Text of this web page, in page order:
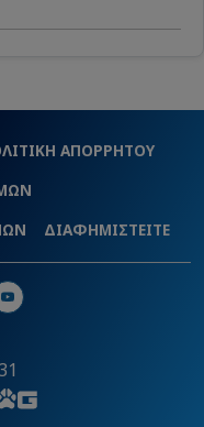
ΑΠΟΡΡΗΤΟΥ
ΔΙΑΦΗΜΙΣΤΕΙΤΕ